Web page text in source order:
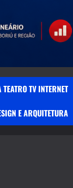
TV INTERNET
E ARQUITETURA